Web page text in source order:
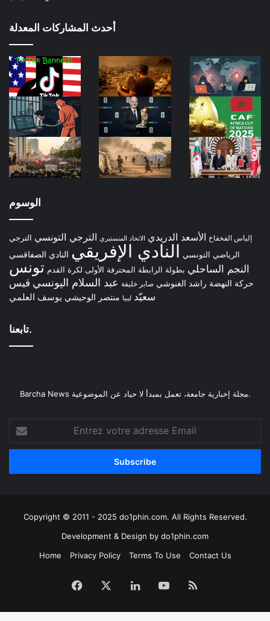
أحدث المشاركات المعدلة
الوسوم
إلياس الفخفاخ الأسعد الدريدي الاتحاد المنستيري الترجي التونسي الترجي
الرياضي التونسي النادي الإفريقي النادي الصفاقسي
النجم الساحلي بطولة الرابطة المحترفة الأولى لكرة القدم تونس
حركة النهضة راشد الغنوشي صابر خليفة عبد السلام اليونسي قيس
سعيّد ليبيا منتصر الوحيشي يوسف العلمي
تابعنا.
Barcha News مجلة إخبارية جامعة، تعمل بمبدأ لا حياد عن الموضوعية.
votre
adresse
Copyright © 2011 - 2025 do1phin.com. All Rights Reserved.
Development & Design by do1phin.com
Home
Privacy Policy Terms To Use Contact Us
Facebook LinkedinYouTube